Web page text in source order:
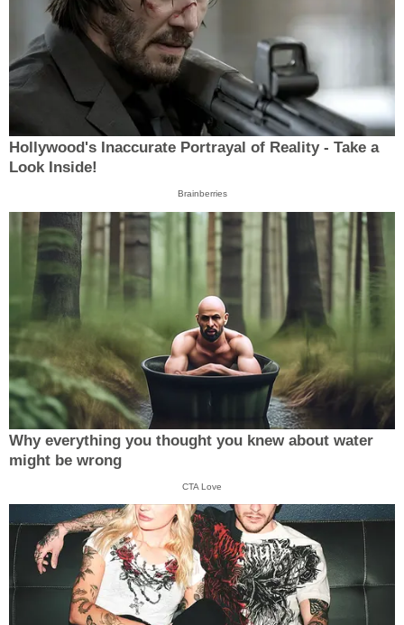
Hollywood's Inaccurate Portrayal of Reality - Take a
Look Inside!
Brainberries
Why everything you thought you knew about water
might be wrong
CTA Love